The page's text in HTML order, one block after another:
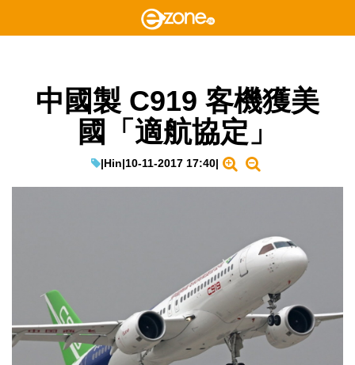
中國製 C919 客機獲美
國「適航協定」
|Hin|10-11-2017 17:40|